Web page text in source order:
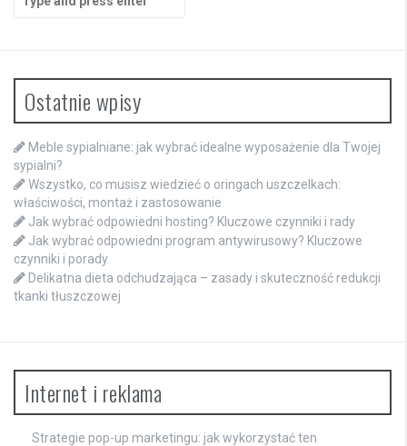
for:
Ostatnie wpisy
Meble sypialniane: jak wybrać idealne wyposażenie dla Twojej
sypialni?
Wszystko, co musisz wiedzieć o oringach uszczelkach:
właściwości, montaż i zastosowanie
Jak wybrać odpowiedni hosting? Kluczowe czynniki i rady
Jak wybrać odpowiedni program antywirusowy? Kluczowe
czynniki i porady
Delikatna dieta odchudzająca – zasady i skuteczność redukcji
tkanki tłuszczowej
Internet i reklama
Strategie pop-up marketingu: jak wykorzystać ten